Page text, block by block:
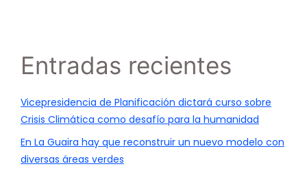
Entradas recientes
Vicepresidencia de Planificación dictará curso sobre
Crisis Climática como desafío para la humanidad
En La Guaira hay que reconstruir un nuevo modelo con
diversas áreas verdes